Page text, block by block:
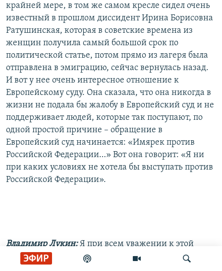
ЭФИР
крайней мере, в том же самом кресле сидел очень
известный в прошлом диссидент Ирина Борисовна
Ратушинская, которая в советские времена из
женщин получила самый большой срок по
политической статье, потом прямо из лагеря была
отправлена в эмиграцию, сейчас вернулась назад.
И вот у нее очень интересное отношение к
Европейскому суду. Она сказала, что она никогда в
жизни не подала бы жалобу в Европейский суд и не
поддерживает людей, которые так поступают, по
одной простой причине – обращение в
Европейский суд начинается: «Имярек против
Российской Федерации…» Вот она говорит: «Я ни
при каких условиях не хотела бы выступать против
Российской Федерации».
Владимир Лукин: Я при всем уважении к этой
действительно весьма уважаемой даме должен